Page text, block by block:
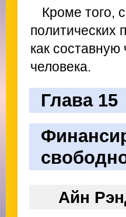
Кроме того,
политических
как
человека.
Глава 15
Айн